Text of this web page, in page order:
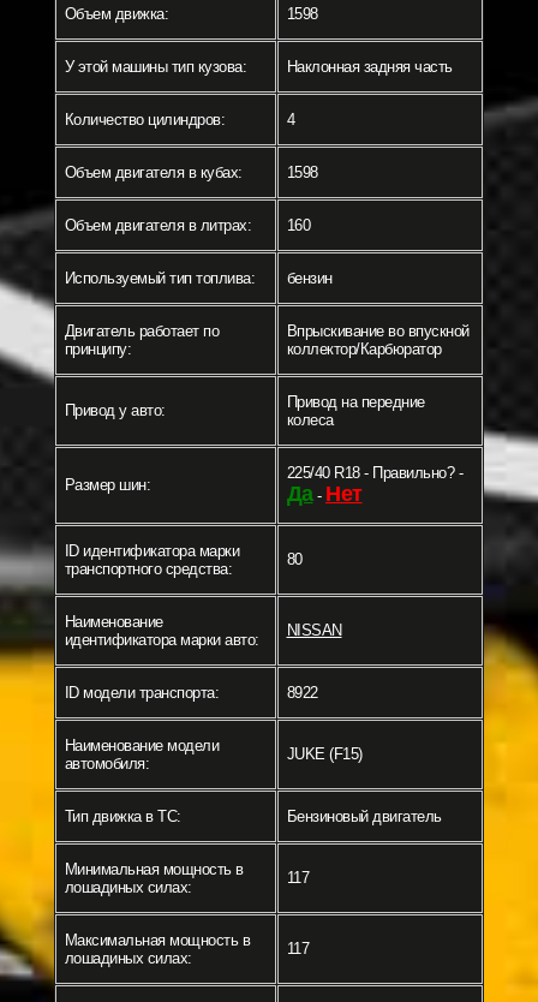
Объем движка: 1598
У этой машины тип кузова: Наклонная задняя часть
Количество цилиндров: 4
Объем двигателя в кубах: 1598
Объем двигателя в литрах: 160
Используемый тип топлива: бензин
Двигатель работает по
принципу:
Впрыскивание во впускной
коллектор/Карбюратор
Привод у авто:
Привод на передние
колеса
Размер шин:
225/40 R18 - Правильно? -
Да- Нет
ID идентификатора марки
транспортного средства:
80
Наименование
идентификатора марки авто:
NISSAN
ID модели транспорта: 8922
Наименование модели
автомобиля:
JUKE (F15)
Тип движка в ТС: Бензиновый двигатель
Минимальная мощность в
лошадиных силах:
117
Максимальная мощность в
лошадиных силах:
117